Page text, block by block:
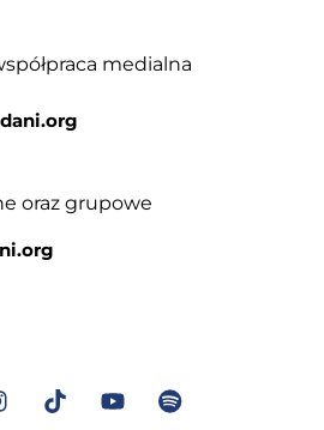
medialna
oraz grupowe